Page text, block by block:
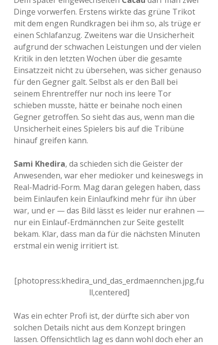
Dinge vorwerfen. Erstens wirkte das grüne Trikot
mit dem engen Rundkragen bei ihm so, als trüge er
einen Schlafanzug. Zweitens war die Unsicherheit
aufgrund der schwachen Leistungen und der vielen
Kritik in den letzten Wochen über die gesamte
Einsatzzeit nicht zu übersehen, was sicher genauso
für den Gegner galt. Selbst als er den Ball bei
seinem Ehrentreffer nur noch ins leere Tor
schieben musste, hätte er beinahe noch einen
Gegner getroffen. So sieht das aus, wenn man die
Unsicherheit eines Spielers bis auf die Tribüne
hinauf greifen kann.
Sami Khedira, da schieden sich die Geister der
Anwesenden, war eher medioker und keineswegs in
Real-Madrid-Form. Mag daran gelegen haben, dass
beim Einlaufen kein Einlaufkind mehr für ihn über
war, und er — das Bild lässt es leider nur erahnen —
nur ein Einlauf-Erdmännchen zur Seite gestellt
bekam. Klar, dass man da für die nächsten Minuten
erstmal ein wenig irritiert ist.
[photopress:khedira_und_das_erdmaennchen.jpg,fu
ll,centered]
Was ein echter Profi ist, der dürfte sich aber von
solchen Details nicht aus dem Konzept bringen
lassen. Offensichtlich lag es dann wohl doch eher an